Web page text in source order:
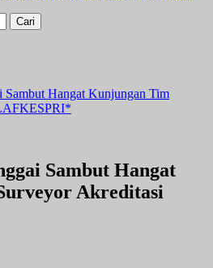
Hangat Kunjungan Tim
Sambut Hangat
Akreditasi